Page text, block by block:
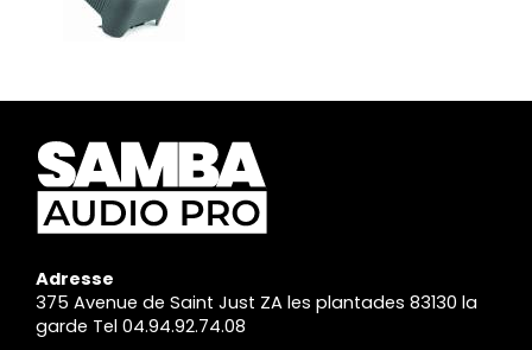
Adresse
375 Avenue de Saint Just ZA les plantades 83130 la
garde Tel 04.94.92.74.08